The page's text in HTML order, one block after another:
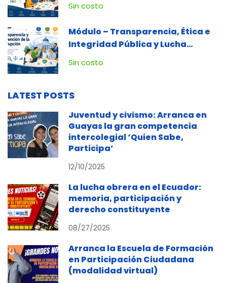
Sin costo
Módulo – Transparencia, Ética e
Integridad Pública y Lucha
Contra la Corrupción
Sin costo
LATEST POSTS
Juventud y civismo: Arranca en
Guayas la gran competencia
intercolegial ‘Quien Sabe,
Participa’
12/10/2025
La lucha obrera en el Ecuador:
memoria, participación y
derecho constituyente
08/27/2025
Arranca la Escuela de Formación
en Participación Ciudadana
(modalidad virtual)